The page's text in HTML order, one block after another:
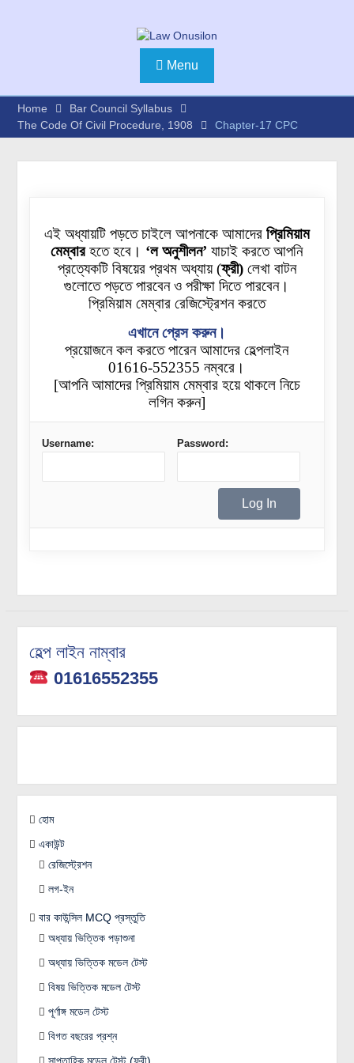
Menu
Home
Bar Council Syllabus
The Code Of Civil Procedure, 1908
Chapter-17 CPC
এই অধ্যায়টি পড়তে চাইলে আপনাকে আমাদের প্রিমিয়াম
মেম্বারহতে হবে। ‘ল অনুশীলন’ যাচাই করতে আপনি
প্রত্যেকটি বিষয়ের প্রথম অধ্যায়(ফ্রী)লেখা বাটন
গুলোতেপড়তে পারবেন ও পরীক্ষা দিতে পারবেন।
প্রিমিয়াম মেম্বার রেজিস্ট্রেশন করতে
এখানে প্রেস করুন।
প্রয়োজনে কল করতে পারেন আমাদের হেল্পলাইন
01616-552355 নম্বরে।
[আপনি আমাদের প্রিমিয়াম মেম্বার হয়ে থাকলে নিচে
লগিন করুন]
Username: Password:
হেল্প লাইন নাম্বার
01616552355
হোম
একাউন্ট
রেজিস্ট্রেশন
লগ-ইন
বার কাউন্সিল MCQ প্রস্তুতি
অধ্যায় ভিত্তিক পড়াশুনা
অধ্যায় ভিত্তিক মডেল টেস্ট
বিষয় ভিত্তিক মডেল টেস্ট
পূর্ণাঙ্গ মডেল টেস্ট
বিগত বছরের প্রশ্ন